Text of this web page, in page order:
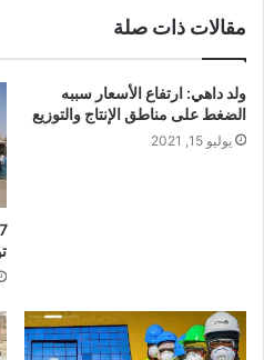
مقالات ذات صلة
ولد داهي: ارتفاع الأسعار سببه
الضغط على مناطق الإنتاج والتوزيع
يوليو 15, 2021